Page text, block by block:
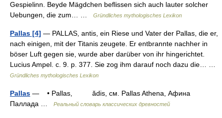
Gespielinn. Beyde Mägdchen beflissen sich auch lauter solcher
Uebungen, die zum… …
Gründliches mythologisches Lexikon
Pallas [4] — PALLAS, antis, ein Riese und Vater der Pallas, die er,
nach einigen, mit der Titanis zeugete. Er entbrannte nachher in
böser Luft gegen sie, wurde aber darüber von ihr hingerichtet.
Lucius Ampel. c. 9. p. 377. Sie zog ihm darauf noch dazu die… …
Gründliches mythologisches Lexikon
Pallas — • Pallas, ădis, см. Pallas Athena, Афина
Паллада …
Реальный словарь классических древностей